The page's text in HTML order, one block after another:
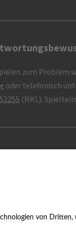
zum Problem
oder telefonisch
(NKL).